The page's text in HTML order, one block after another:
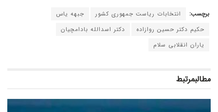
برچسب: انتخابات ریاست جمهوری کشور
جبهه یاس
حکیم دکتر حسین روازاده
دکتر اسدالله بادامچیان
یاران انقلابی سلام
مطالبمرتبط